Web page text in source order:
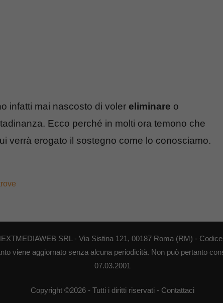
infatti mai nascosto di voler eliminare o
Ecco perché in molti ora temono che
verrà erogato il sostegno come lo conosciamo.
SRL - Via Sistina 121, 00187 Roma (RM) -
viene aggiornato senza alcuna periodicità. Non può pertanto
07.03.2001
Copyright ©2026 - Tutti i diritti riservati - Contattaci